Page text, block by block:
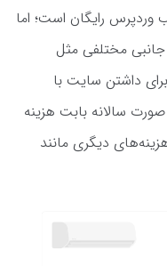
رایگان است؛ اما
جانبی مختلفی مثل
داشتن سایت با
هزار تومان به صورت سالانه بابت هزینه
دیگری مانند